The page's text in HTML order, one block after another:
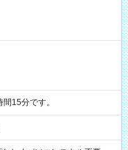
7時間15分です。